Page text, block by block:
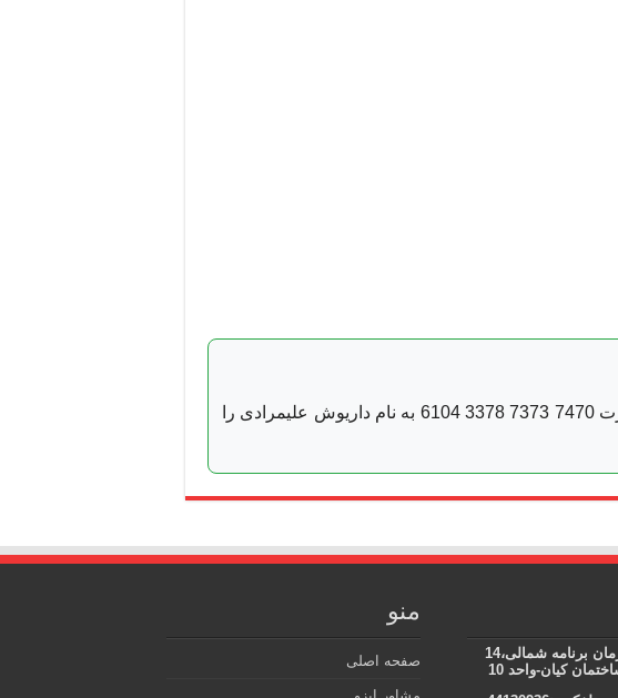
رسید پرداخت به شماره کارت 7470 7373 3378 6104 به نام داریوش علیمرادی را
: تهران،سازمان برنامه شمالی،14
منو
صفحه اصلی